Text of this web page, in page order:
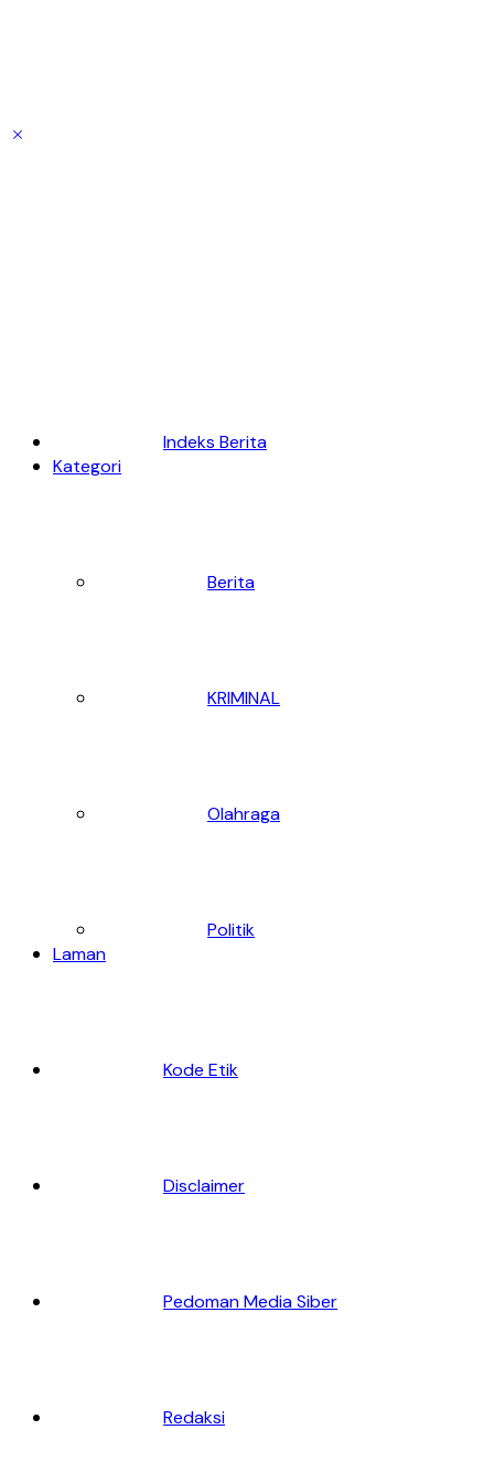
Indeks Berita
Kategori
Berita
KRIMINAL
Olahraga
Politik
Laman
Kode Etik
Disclaimer
Pedoman Media Siber
Redaksi